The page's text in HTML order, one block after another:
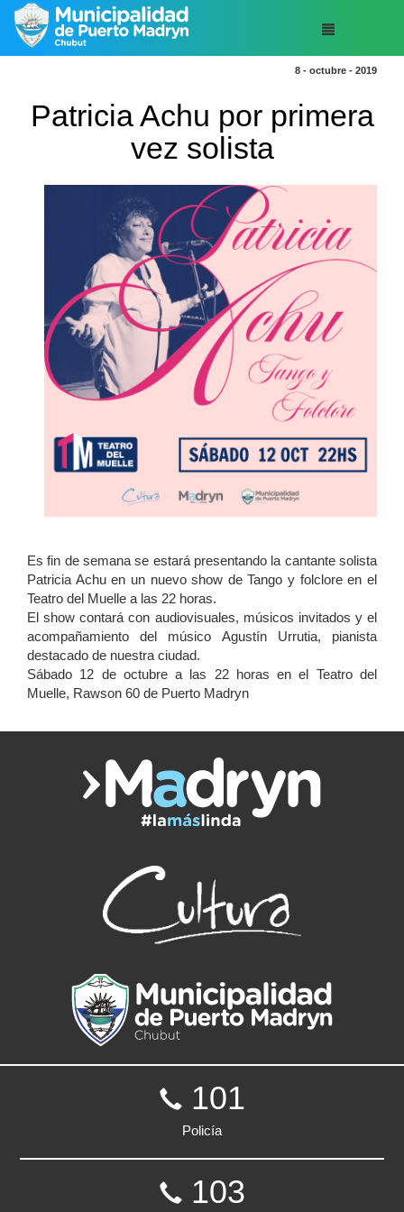
8 - octubre - 2019
Patricia Achu por primera
vez solista
Es fin de semana se estará presentando la cantante solista
Patricia Achu en un nuevo show de Tango y folclore en el
Teatro del Muelle a las 22 horas.
El show contará con audiovisuales, músicos invitados y el
acompañamiento del músico Agustín Urrutia, pianista
destacado de nuestra ciudad.
Sábado 12 de octubre a las 22 horas en el Teatro del
Muelle, Rawson 60 de Puerto Madryn
101
Policía
103